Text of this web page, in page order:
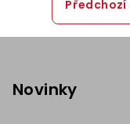
Předchozí
Novinky